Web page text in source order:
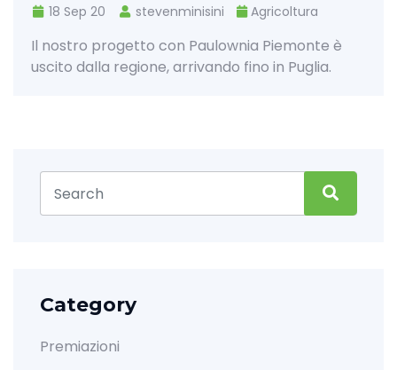
18 Sep 20 stevenminisini Agricoltura
Il nostro progetto con Paulownia Piemonte è
uscito dalla regione, arrivando fino in Puglia.
Category
Premiazioni